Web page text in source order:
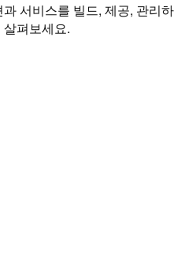
서비스를 빌드, 제공, 관리하
펴보세요.